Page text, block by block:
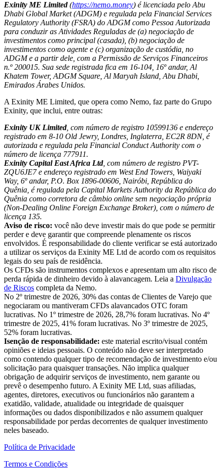
Exinity ME Limited(https://nemo.money) é licenciada pelo Abu
Dhabi Global Market (ADGM) e regulada pela Financial Services
Regulatory Authority (FSRA) do ADGM como Pessoa Autorizada
para conduzir as Atividades Reguladas de (a) negociação de
investimentos como principal (casada), (b) negociação de
investimentos como agente e (c) organização de custódia, no
ADGM e a partir dele, com a Permissão de Serviços Financeiros
n.º 200015. Sua sede registrada fica em 16-104, 16º andar, Al
Khatem Tower, ADGM Square, Al Maryah Island, Abu Dhabi,
Emirados Árabes Unidos.
A Exinity ME Limited, que opera como Nemo, faz parte do Grupo
Exinity, que inclui, entre outras:
Exinity UK Limited, com número de registro 10599136 e endereço
registrado em 8-10 Old Jewry, Londres, Inglaterra, EC2R 8DN, é
autorizada e regulada pela Financial Conduct Authority com o
número de licença 777911.
Exinity Capital East Africa Ltd, com número de registro PVT-
ZQU6JE7 e endereço registrado em West End Towers, Waiyaki
Way, 6º andar, P.O. Box 1896-00606, Nairóbi, República do
Quênia, é regulada pela Capital Markets Authority da República do
Quênia como corretora de câmbio online sem negociação própria
(Non-Dealing Online Foreign Exchange Broker), com o número de
licença 135.
Aviso de risco: você não deve investir mais do que pode se permitir
perder e deve garantir que compreende plenamente os riscos
envolvidos. É responsabilidade do cliente verificar se está autorizado
a utilizar os serviços da Exinity ME Ltd de acordo com os requisitos
legais do seu país de residência.
Os CFDs são instrumentos complexos e apresentam um alto risco de
perda rápida de dinheiro devido à alavancagem. Leia a Divulgação
de Riscos completa da Nemo.
No 2º trimestre de 2026, 30% das contas de Clientes de Varejo que
negociaram ou mantiveram CFDs alavancados OTC foram
lucrativas. No 1º trimestre de 2026, 28,7% foram lucrativas. No 4º
trimestre de 2025, 41% foram lucrativas. No 3º trimestre de 2025,
52% foram lucrativas.
Isenção de responsabilidade: este material escrito/visual contém
opiniões e ideias pessoais. O conteúdo não deve ser interpretado
como contendo qualquer tipo de recomendação de investimento e/ou
solicitação para quaisquer transações. Não implica qualquer
obrigação de adquirir serviços de investimento, nem garante ou
prevê o desempenho futuro. A Exinity ME Ltd, suas afiliadas,
agentes, diretores, executivos ou funcionários não garantem a
exatidão, validade, atualidade ou integridade de quaisquer
informações ou dados disponibilizados e não assumem qualquer
responsabilidade por perdas decorrentes de qualquer investimento
neles baseado.
Política de Privacidade
Termos e Condições